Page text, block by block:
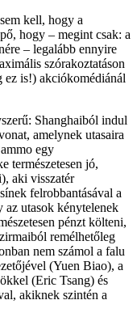
kell, hogy a
hogy – megint csak: a
– legalább ennyire
szórakoztatáson
ez is!) akciókomédiánál
Shanghaiból indul
amelynek utasaira
egy
természetesen jó,
aki visszatér
felrobbantásával a
az utasok kénytelenek
pénzt költeni,
remélhetőleg
nem számol a falu
(Yuen Biao), a
(Eric Tsang) és
akiknek szintén a